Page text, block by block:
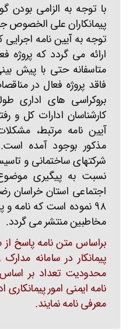
با توجه به الزامی بودن
پیمانکاران علی الخصوص
توجه به آیین نامه
ارائه می گردد که پروژه
متاسفانه حتی با پیش
فاقد پروژه فعال در
بروکراسی های اداری
کارشناسان ادارات کل و
آیین نامه مرتبط،
مذکور بوجود آمده
شرکتهای ساختمانی و
نسبت به پیگیری موضوع
اجتماعی استان خراسان
۹۸ نموده است که
مخاطبین منتشر می گردد.
براساس متن نامه پاسخ از
پیمانکار در سامانه
محدودیت تعداد بر اساس
نامه ایمنی امور پیمانکاری
معرفی نامه نمایند.